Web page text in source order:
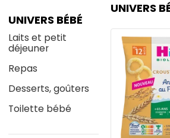
UNIVERS BÉBÉ
Laits et petit
déjeuner
Repas
Desserts, goûters
Toilette bébé
UNIVERS